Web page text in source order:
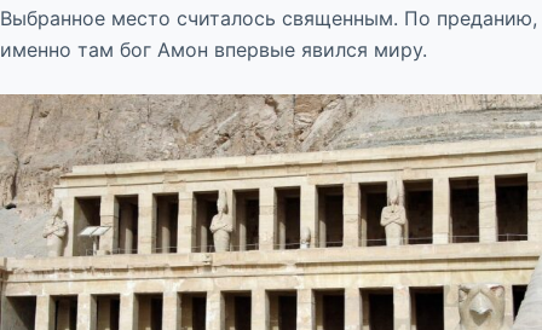
Выбранное место считалось священным. По преданию,
именно там бог Амон впервые явился миру.